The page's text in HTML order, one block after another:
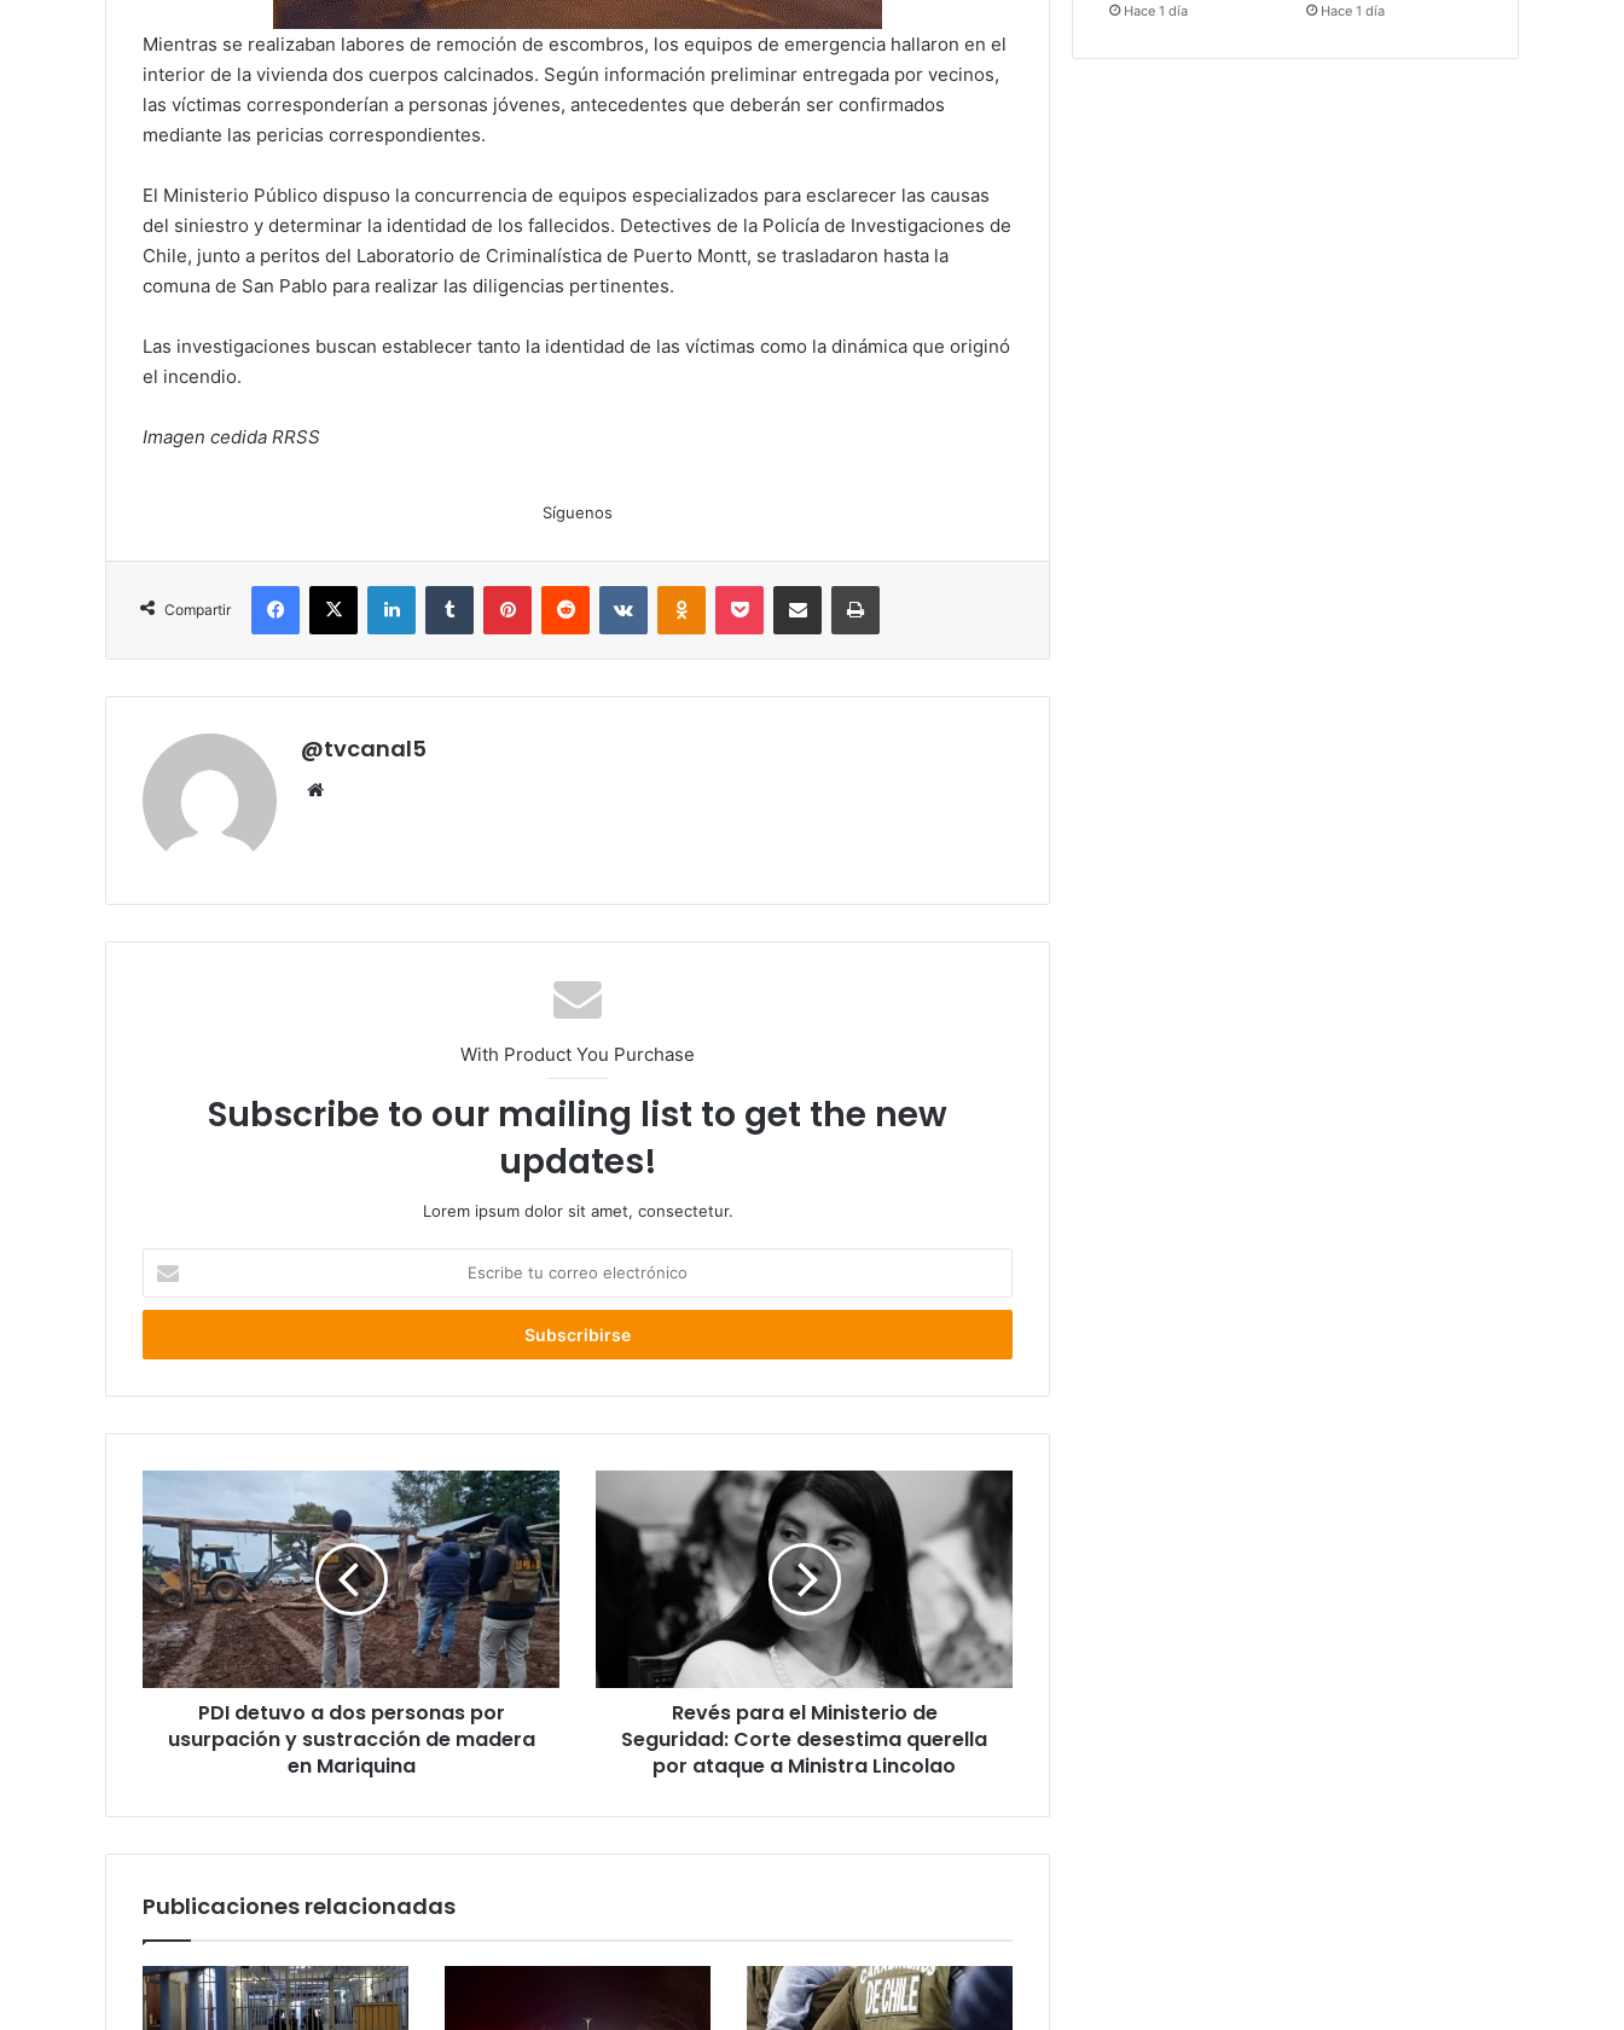
Mientras se realizaban labores de remoción de escombros, los equipos de emergencia hallaron en el
interior de la vivienda dos cuerpos calcinados. Según información preliminar entregada por vecinos,
las víctimas corresponderían a personas jóvenes, antecedentes que deberán ser confirmados
mediante las pericias correspondientes.
El Ministerio Público dispuso la concurrencia de equipos especializados para esclarecer las causas
del siniestro y determinar la identidad de los fallecidos. Detectives de la Policía de Investigaciones de
Chile, junto a peritos del Laboratorio de Criminalística de Puerto Montt, se trasladaron hasta la
comuna de San Pablo para realizar las diligencias pertinentes.
Las investigaciones buscan establecer tanto la identidad de las víctimas como la dinámica que originó
el incendio.
Imagen cedida RRSS
Síguenos
Compartir
Facebook
X LinkedInTumblr PinterestReddit VKontakteOdnoklassniki
Pocket Compartir por correo electrónicoImprimir
@tvcanal5
With Product You Purchase
Subscribe to our mailing list to get the new
updates!
Lorem ipsum dolor sit amet, consectetur.
correo
dos
personas
por
usurpación
y
sustracción
madera
PDI detuvo a dos personas por
usurpación y sustracción de madera
en Mariquina
para
Ministerio
Seguridad:
desestima
querella
ataque
Lincolao
Revés para el Ministerio de
Seguridad: Corte desestima querella
por ataque a Ministra Lincolao
Publicaciones relacionadas
Hace 1 día Hace 1 día